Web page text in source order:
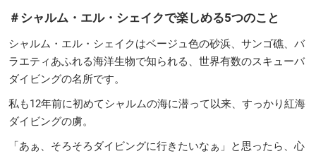
＃シャルム・エル・シェイクで楽しめる5つのこと
シャルム・エル・シェイクはベージュ色の砂浜、サンゴ礁、バ
ラエティあふれる海洋生物で知られる、世界有数のスキューバ
ダイビングの名所です。
私も12年前に初めてシャルムの海に潜って以来、すっかり紅海
ダイビングの虜。
「あぁ、そろそろダイビングに行きたいなぁ」と思ったら、心